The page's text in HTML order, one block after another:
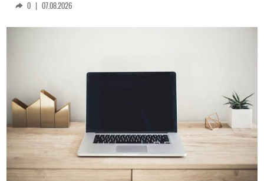
0 07.08.2026